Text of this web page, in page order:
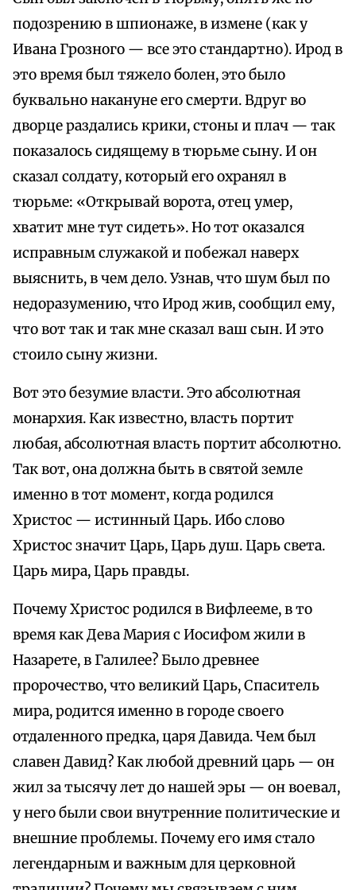
подозрению в шпионаже, в измене (как у
Ивана Грозного — все это стандартно). Ирод в
это время был тяжело болен, это было
буквально накануне его смерти. Вдруг во
дворце раздались крики, стоны и плач — так
показалось сидящему в тюрьме сыну. И он
сказал солдату, который его охранял в
тюрьме: «Открывай ворота, отец умер,
хватит мне тут сидеть». Но тот оказался
исправным служакой и побежал наверх
выяснить, в чем дело. Узнав, что шум был по
недоразумению, что Ирод жив, сообщил ему,
что вот так и так мне сказал ваш сын. И это
стоило сыну жизни.
Вот это безумие власти. Это абсолютная
монархия. Как известно, власть портит
любая, абсолютная власть портит абсолютно.
Так вот, она должна быть в святой земле
именно в тот момент, когда родился
Христос — истинный Царь. Ибо слово
Христос значит Царь, Царь душ. Царь света.
Царь мира, Царь правды.
Почему Христос родился в Вифлееме, в то
время как Дева Мария с Иосифом жили в
Назарете, в Галилее? Было древнее
пророчество, что великий Царь, Спаситель
мира, родится именно в городе своего
отдаленного предка, царя Давида. Чем был
славен Давид? Как любой древний царь — он
жил за тысячу лет до нашей эры — он воевал,
у него были свои внутренние политические и
внешние проблемы. Почему его имя стало
легендарным и важным для церковной